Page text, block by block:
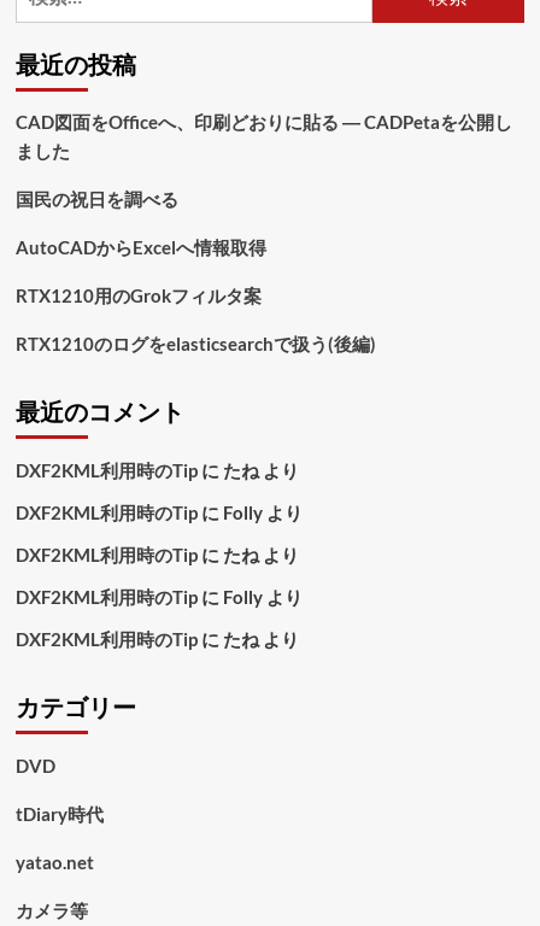
に
い
さ
ら
む
ペ
ー
ジ
り
索:
最近の投稿
CAD図面をOfficeへ、印刷どおりに貼る ― CADPetaを公開し
ました
国民の祝日を調べる
AutoCADからExcelへ情報取得
RTX1210用のGrokフィルタ案
RTX1210のログをelasticsearchで扱う(後編)
最近のコメント
DXF2KML利用時のTipに たねより
DXF2KML利用時のTipに Follyより
DXF2KML利用時のTipに たねより
DXF2KML利用時のTipに Follyより
DXF2KML利用時のTipに たねより
カテゴリー
DVD
tDiary時代
yatao.net
カメラ等